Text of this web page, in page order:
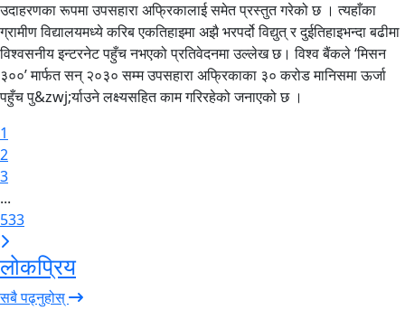
उदाहरणका रूपमा उपसहारा अफ्रिकालाई समेत प्रस्तुत गरेको छ । त्यहाँका
ग्रामीण विद्यालयमध्ये करिब एकतिहाइमा अझै भरपर्दो विद्युत् र दुईतिहाइभन्दा बढीमा
विश्वसनीय इन्टरनेट पहुँच नभएको प्रतिवेदनमा उल्लेख छ। विश्व बैंकले ‘मिसन
३००’ मार्फत सन् २०३० सम्म उपसहारा अफ्रिकाका ३० करोड मानिसमा ऊर्जा
पहुँच पु&zwj;र्याउने लक्ष्यसहित काम गरिरहेको जनाएको छ ।
1
2
3
...
533
लोकप्रिय
सबै पढ्नुहोस्